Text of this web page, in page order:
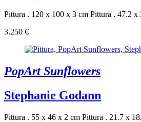
Pittura . 120 x 100 x 3 cm Pittura . 47.2 x
3.250 €
PopArt Sunflowers
Stephanie Godann
Pittura . 55 x 46 x 2 cm Pittura . 21.7 x